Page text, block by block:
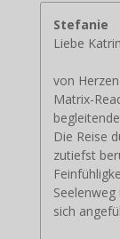
Stefanie
Liebe
von
Matrix-
Die Reise
zutiefst
sich